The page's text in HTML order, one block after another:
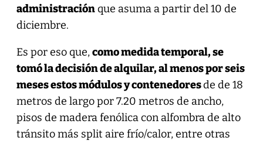
administraciónque asuma a partir del 10 de
diciembre.
Es por eso que,como medida temporal, se
tomó la decisión de alquilar, al menos por seis
meses estos módulos y contenedoresde de 18
metros de largo por 7.20 metros de ancho,
pisos de madera fenólica con alfombra de alto
tránsito más split aire frío/calor, entre otras